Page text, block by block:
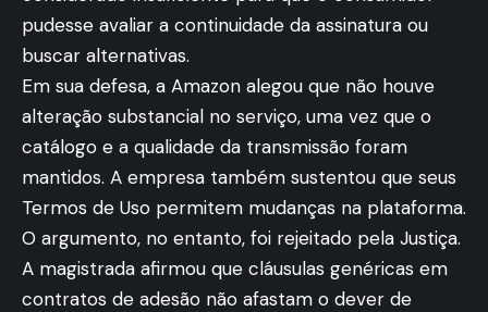
pudesse avaliar a continuidade da assinatura ou
buscar alternativas.
Em sua defesa, a Amazon alegou que não houve
alteração substancial no serviço, uma vez que o
catálogo e a qualidade da transmissão foram
mantidos. A empresa também sustentou que seus
Termos de Uso permitem mudanças na plataforma.
O argumento, no entanto, foi rejeitado pela Justiça.
A magistrada afirmou que cláusulas genéricas em
contratos de adesão não afastam o dever de